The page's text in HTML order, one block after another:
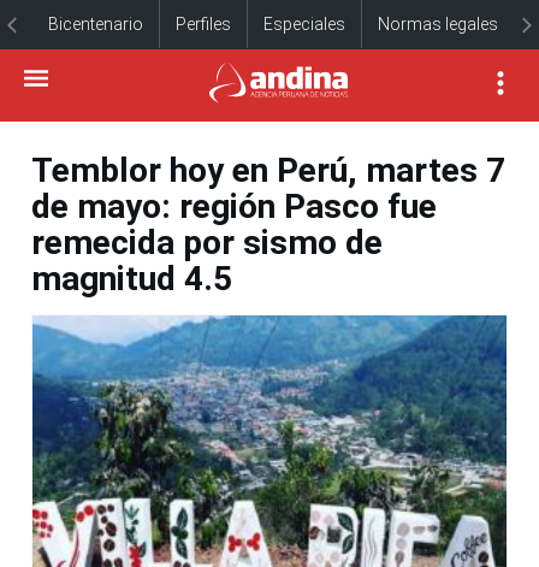
Bicentenario Perfiles Especiales Normas legales
Temblor hoy en Perú, martes 7
de mayo: región Pasco fue
remecida por sismo de
magnitud 4.5